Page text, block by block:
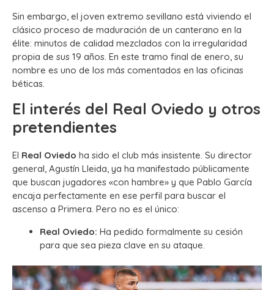
Sin embargo, el joven extremo sevillano está viviendo el
clásico proceso de maduración de un canterano en la
élite: minutos de calidad mezclados con la irregularidad
propia de sus 19 años. En este tramo final de enero, su
nombre es uno de los más comentados en las oficinas
béticas.
El interés del Real Oviedo y otros
pretendientes
El Real Oviedo ha sido el club más insistente. Su director
general, Agustín Lleida, ya ha manifestado públicamente
que buscan jugadores «con hambre» y que Pablo García
encaja perfectamente en ese perfil para buscar el
ascenso a Primera. Pero no es el único:
Real Oviedo: Ha pedido formalmente su cesión
para que sea pieza clave en su ataque.